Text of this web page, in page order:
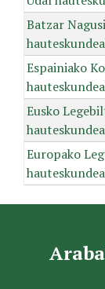
Batzar
Espainiako
Eusko
Europako